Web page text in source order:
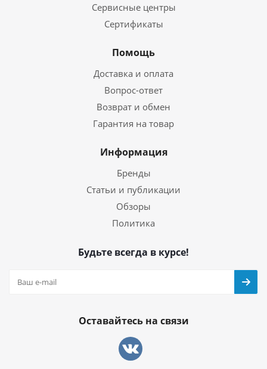
Сервисные центры
Сертификаты
Помощь
Доставка и оплата
Вопрос-ответ
Возврат и обмен
Гарантия на товар
Информация
Бренды
Статьи и публикации
Обзоры
Политика
Будьте всегда в курсе!
Оставайтесь на связи